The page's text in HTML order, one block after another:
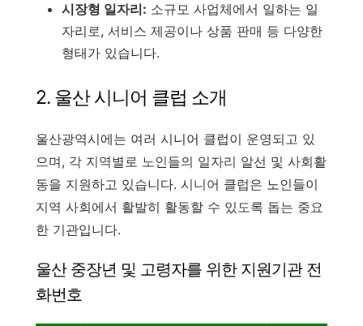
시장형 일자리: 소규모 사업체에서 일하는 일
자리로, 서비스 제공이나 상품 판매 등 다양한
형태가 있습니다.
2. 울산 시니어 클럽 소개
울산광역시에는 여러 시니어 클럽이 운영되고 있
으며, 각 지역별로 노인들의 일자리 알선 및 사회활
동을 지원하고 있습니다. 시니어 클럽은 노인들이
지역 사회에서 활발히 활동할 수 있도록 돕는 중요
한 기관입니다.
울산 중장년 및 고령자를 위한 지원기관 전
화번호